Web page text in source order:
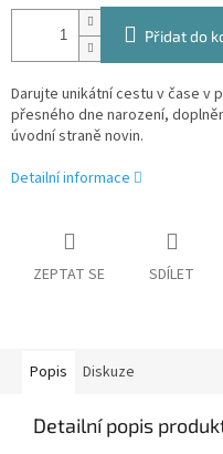
Přidat do
Darujte unikátní cestu v čase v
přesného dne narození,
úvodní straně novin.
Detailní informace
ZEPTAT SE SDÍLET
Popis Diskuze
Detailní popis